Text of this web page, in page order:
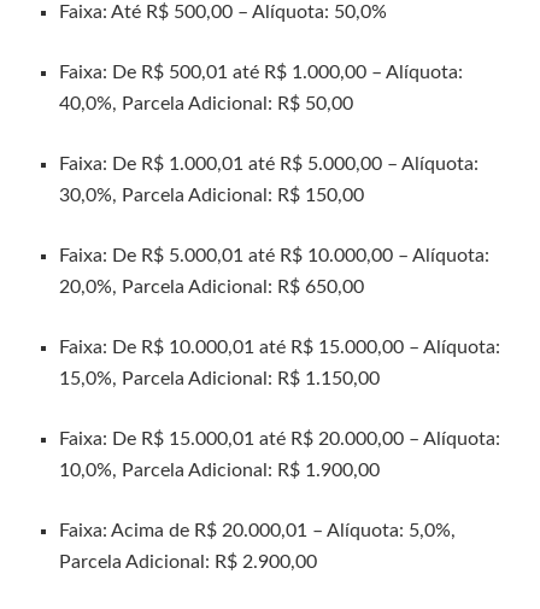
Faixa: Até R$ 500,00 – Alíquota: 50,0%
Faixa: De R$ 500,01 até R$ 1.000,00 – Alíquota:
40,0%, Parcela Adicional: R$ 50,00
Faixa: De R$ 1.000,01 até R$ 5.000,00 – Alíquota:
30,0%, Parcela Adicional: R$ 150,00
Faixa: De R$ 5.000,01 até R$ 10.000,00 – Alíquota:
20,0%, Parcela Adicional: R$ 650,00
Faixa: De R$ 10.000,01 até R$ 15.000,00 – Alíquota:
15,0%, Parcela Adicional: R$ 1.150,00
Faixa: De R$ 15.000,01 até R$ 20.000,00 – Alíquota:
10,0%, Parcela Adicional: R$ 1.900,00
Faixa: Acima de R$ 20.000,01 – Alíquota: 5,0%,
Parcela Adicional: R$ 2.900,00